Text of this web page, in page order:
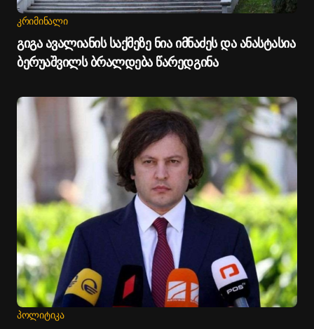
ᲙᲠᲘᲛᲘᲜᲐᲚᲘ
გიგა ავალიანის საქმეზე ნია იმნაძეს და ანასტასია
ბერუაშვილს ბრალდება წარედგინა
ᲞᲝᲚᲘᲢᲘᲙᲐ